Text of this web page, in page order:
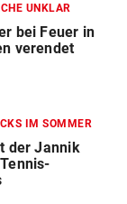
UNKLAR
bei Feuer in
verendet
IM SOMMER
der Jannik